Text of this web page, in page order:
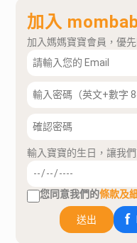
加入
加入媽媽寶寶會員，優
輸入寶寶的生日，讓我
您同意我們的條款及
送出